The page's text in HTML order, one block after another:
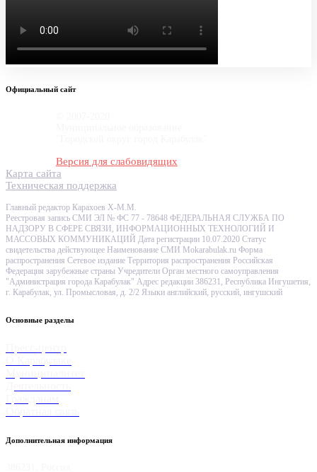
Официальный сайт
Версия для слабовидящих
Карта сайта
Техническая поддержка
Главный редактор Карахоев Х-М.М.
Реестровая запись СМИ ЭЛ № ФС 77 - 78648 ФЕДЕРАЛЬНАЯ СЛУЖБА ПО
НАДЗОРУ В СФЕРЕ СВЯЗИ, ИНФОРМАЦИОННЫХ ТЕХНОЛОГИЙ И
МАССОВЫХ КОММУНИКАЦИЙ Дата регистрации 10.07.2020 Статус
свидетельства действующее Наименование СМИ Mokarabulak.ru Форма
распространения Сетевое издание Территория распространения Российская
Федерация зарубежные страны Учредители Орган местного самоуправления
"Администрация города Карабулак" Адрес редакции 386231, Республика Ингушетия,
г. Карабулак, ул. Промысловая, д. 2/2 Языки английский, русский, ингушский
Основные разделы
Дополнительная информация